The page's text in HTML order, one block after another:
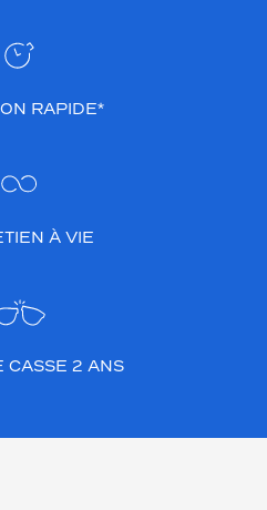
RAPIDE*
À VIE
CASSE 2 ANS